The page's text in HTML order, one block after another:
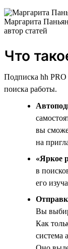
Маргарита Паньян
автор статей
Что
Подписка hh PRO
поиска работы.
вы
на
«Яркое
в
его
Вы
Как
система